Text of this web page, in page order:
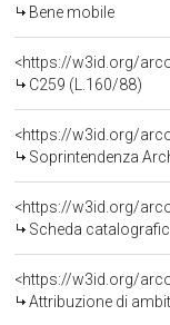
Bene mobile
<https://w3id.org/
C259 (L.160/88)
<https://w3id.org/
Soprintendenza
<https://w3id.org/
Scheda
<https://w3id.org/
Attribuzione di